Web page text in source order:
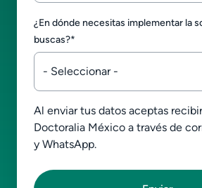
¿En dónde necesitas implementar la
buscas?*
Al enviar tus datos aceptas
Doctoralia México a través de
y WhatsApp.